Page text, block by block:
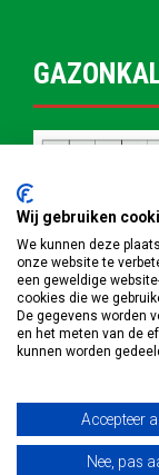
© Copyright
Wij gebruiken
We kunnen deze
onze website te
een geweldige
cookies die we
De gegevens worden
en het meten van de
kunnen worden
Accepteer
Nee, pas